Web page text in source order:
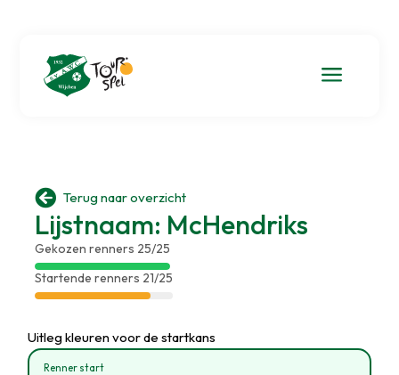
a
 Terug naar overzicht
Lijstnaam: McHendriks
Gekozen renners 25/25
Startende renners 21/25
Uitleg kleuren voor de startkans
Renner start